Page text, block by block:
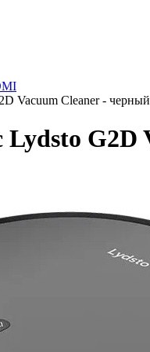
Vacuum Cleaner - черный
Lydsto